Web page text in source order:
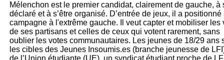
Mélenchon est le premier candidat, clairement de gauche, à
déclaré et à s’être organisé. D’entrée de jeux, il a positionné
campagne à l'extrême gauche. Il veut capter et mobiliser les
de ses partisans et celles de ceux qui votent rarement, sans
oublier les votes communautaires. Les jeunes de 18/29 ans
les cibles des Jeunes Insoumis.es (branche jeunesse de
de l’Union étudiante (UE), un syndicat étudiant proche de